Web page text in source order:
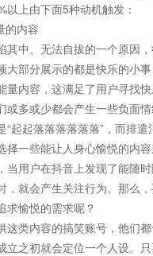
以上由下面5种动机触发：
的内容
其中、无法自拔的一个原因
大部分展示的都是快乐的小
内容，这满足了用户寻找快
或多或少都会产生一些负面
“起起落落落落落落”，而排
择一些能让人身心愉悦的内
当用户在抖音上发现了能随
，就会产生关注行为。那么
求愉悦的需求呢？
这类内容的搞笑账号，他们
立之初就会定位一个人设。